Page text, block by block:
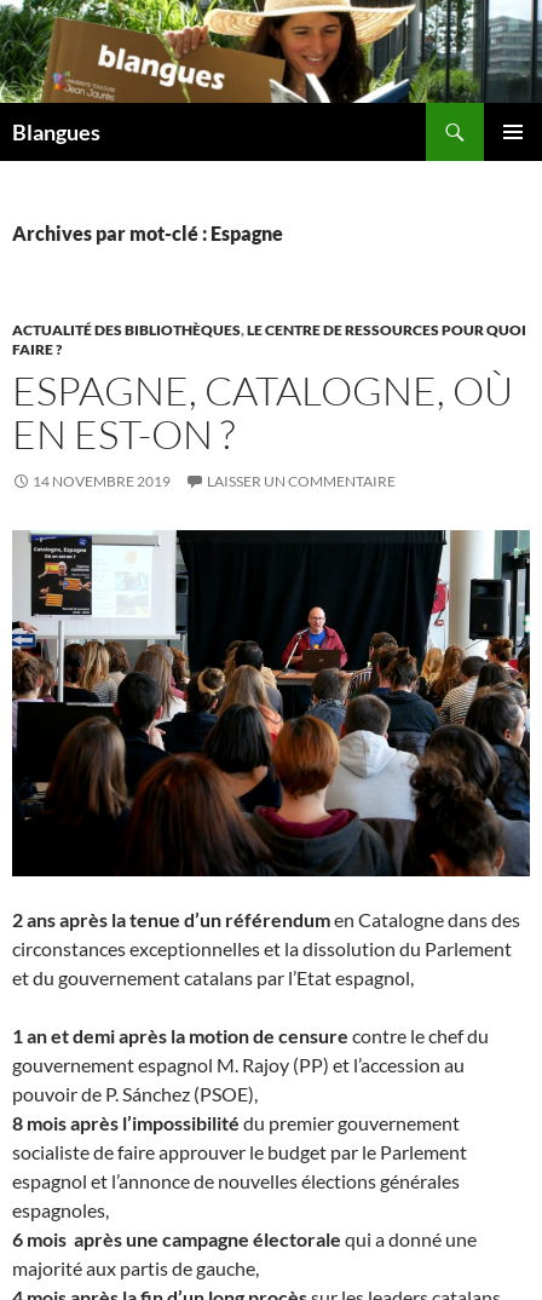
Aller
au
contenu
Blangues
Archives par mot-clé : Espagne
ACTUALITÉ DES BIBLIOTHÈQUES,LE CENTRE DE RESSOURCES POUR QUOI
FAIRE ?
ESPAGNE, CATALOGNE, OÙ
EN EST-ON ?
14 NOVEMBRE 2019 LAISSER UN COMMENTAIRE
2 ans après la tenue d’un référendumen Catalogne dans des
circonstances exceptionnelles et la dissolution du Parlement
et du gouvernement catalans par l’Etat espagnol,
1 an et demi après la motion de censure contre le chef du
gouvernement espagnol M. Rajoy (PP) et l’accession au
pouvoir de P. Sánchez (PSOE),
8 mois après l’impossibilité du premier gouvernement
socialiste de faire approuver le budget par le Parlement
espagnol et l’annonce de nouvelles élections générales
espagnoles,
6 mois après une campagne électorale qui a donné une
majorité aux partis de gauche,